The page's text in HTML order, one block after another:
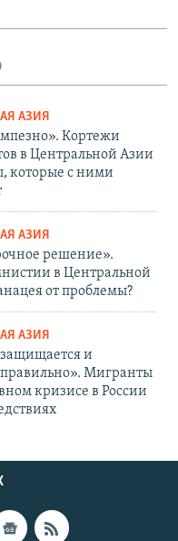
АЗИЯ
Кортежи
в Центральной Азии
которые с ними
АЗИЯ
решение».
в Центральной
от проблемы?
АЗИЯ
и
правильно». Мигранты
кризисе в России